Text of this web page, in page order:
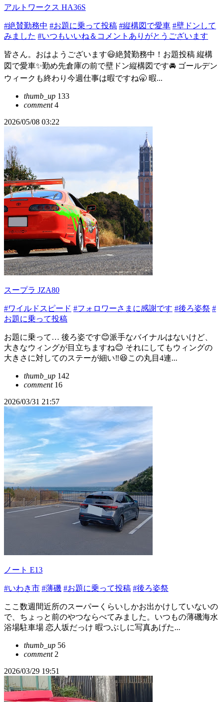
アルトワークス HA36S
#絶賛勤務中 #お題に乗って投稿 #縦構図で愛車 #壁ドンして
みました #いつもいいね＆コメントありがとうございます
皆さん。おはようございます😃絶賛勤務中！お題投稿 縦構
図で愛車✨️勤め先倉庫の前で壁ドン縦構図です🚘️ ゴールデン
ウィークも終わり今週仕事は暇ですね🥱 暇...
thumb_up 133
comment4
2026/05/08 03:22
スープラ JZA80
#ワイルドスピード #フォロワーさまに感謝です #後ろ姿祭 #
お題に乗って投稿
お題に乗って… 後ろ姿です😊派手なバイナルはないけど、
大きなウィングが目立ちますね😊 それにしてもウィングの
大きさに対してのステーが細い‼️😆この丸目4連...
thumb_up 142
comment16
2026/03/31 21:57
ノート E13
#いわき市 #薄磯 #お題に乗って投稿 #後ろ姿祭
ここ数週間近所のスーパーくらいしかお出かけしていないの
で、ちょっと前のやつならべてみました。いつもの薄磯海水
浴場駐車場 恋人坂だっけ 暇つぶしに写真あげた...
thumb_up 56
comment2
2026/03/29 19:51